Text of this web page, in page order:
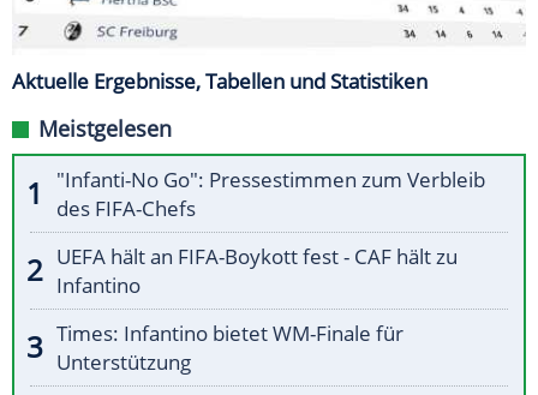
Aktuelle Ergebnisse, Tabellen und Statistiken
Meistgelesen
"Infanti-No Go": Pressestimmen zum Verbleib
des FIFA-Chefs
UEFA hält an FIFA-Boykott fest - CAF hält zu
Infantino
Times: Infantino bietet WM-Finale für
Unterstützung